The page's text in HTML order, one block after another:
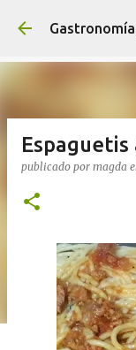
Ir
Espaguetis
publicado por magda